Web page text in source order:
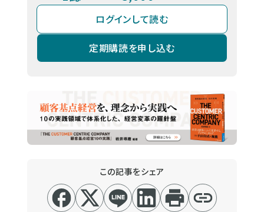
ログインして読む
定期購読を申し込む
この記事をシェア